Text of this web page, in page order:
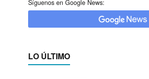
Síguenos en Google News:
LO ÚLTIMO